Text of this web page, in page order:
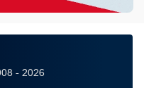
- 2026